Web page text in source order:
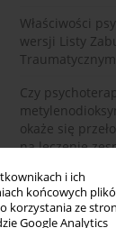
i ich
końcowych
korzystania ze
Google Analytics
Właściwości
wersji Listy
Traumatycznym
Czy
okaże się
na leczenie
Krytyczny
Styl radzenia
narażonych na